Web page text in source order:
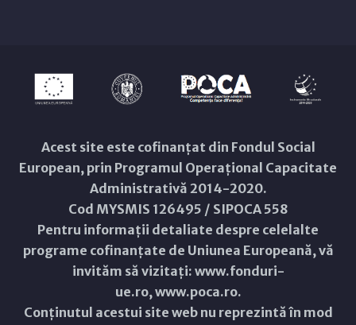
Acest site este cofinanțat din Fondul Social
European, prin Programul Operațional Capacitate
Administrativă 2014-2020.
Cod MYSMIS 126495 / SIPOCA 558
Pentru informații detaliate despre celelalte
programe cofinanțate de Uniunea Europeană, vă
invităm să vizitați: www.fonduri-
ue.ro, www.poca.ro.
Conținutul acestui site web nu reprezintă în mod